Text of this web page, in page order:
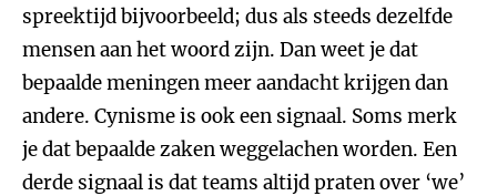
spreektijd bijvoorbeeld; dus als steeds dezelfde
mensen aan het woord zijn. Dan weet je dat
bepaalde meningen meer aandacht krijgen dan
andere. Cynisme is ook een signaal. Soms merk
je dat bepaalde zaken weggelachen worden. Een
derde signaal is dat teams altijd praten over ‘we’